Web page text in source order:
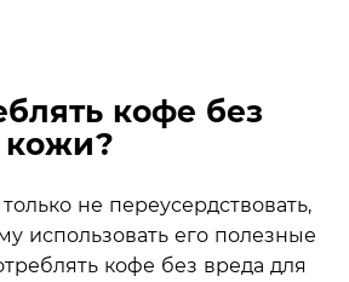
кофе без
кожи?
не переусердствовать,
использовать его полезные
кофе без вреда для